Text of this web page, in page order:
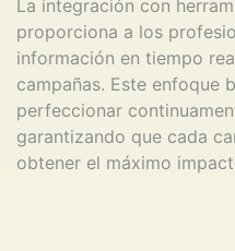
La integración con
proporciona a los
información en tiempo
campañas. Este enfoque
perfeccionar
garantizando que cada
obtener el máximo